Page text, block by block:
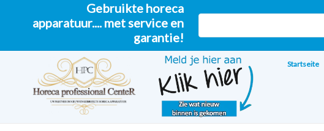
Gebruikte horeca
apparatuur.... met service en
garantie!
Startseite